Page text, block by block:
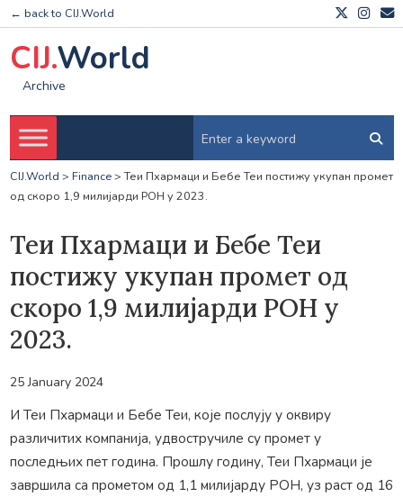
← back to CIJ.World
CIJ.World
Archive
CIJ.World > Finance>Теи Пхармаци и Бебе Теи постижу укупан промет
од скоро 1,9 милијарди РОН у 2023.
Теи Пхармаци и Бебе Теи
постижу укупан промет од
скоро 1,9 милијарди РОН у
2023.
25 January 2024
И Теи Пхармаци и Бебе Теи, које послују у оквиру
различитих компанија, удвостручиле су промет у
последњих пет година. Прошлу годину, Теи Пхармаци је
завршила са прометом од 1,1 милијарду РОН, уз раст од 16